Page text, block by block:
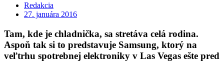
Redakcia
27. januára 2016
Tam, kde je chladnička, sa stretáva celá rodina.
Aspoň tak si to predstavuje Samsung, ktorý na
veľtrhu spotrebnej elektroniky v Las Vegas ešte pred